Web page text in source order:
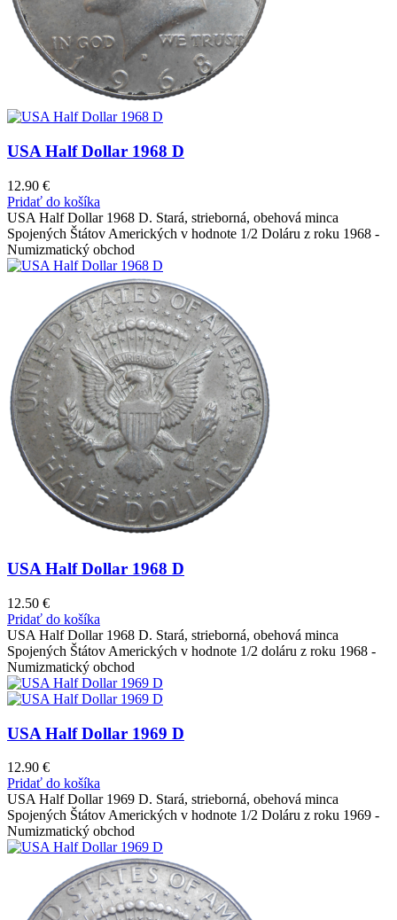
USA Half Dollar 1968 D
12.90 €
Pridať do košíka
USA Half Dollar 1968 D. Stará, strieborná, obehová minca
Spojených Štátov Amerických v hodnote 1/2 Doláru z roku 1968 -
Numizmatický obchod
USA Half Dollar 1968 D
12.50 €
Pridať do košíka
USA Half Dollar 1968 D. Stará, strieborná, obehová minca
Spojených Štátov Amerických v hodnote 1/2 doláru z roku 1968 -
Numizmatický obchod
USA Half Dollar 1969 D
12.90 €
Pridať do košíka
USA Half Dollar 1969 D. Stará, strieborná, obehová minca
Spojených Štátov Amerických v hodnote 1/2 Doláru z roku 1969 -
Numizmatický obchod